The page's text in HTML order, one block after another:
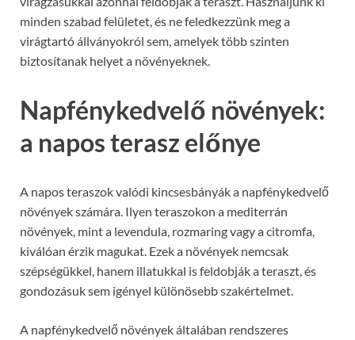
minden szabad felületet, és ne feledkezzünk meg a
virágtartó állványokról sem, amelyek több szinten
biztosítanak helyet a növényeknek.
Napfénykedvelő növények:
a napos terasz előnye
A napos teraszok valódi kincsesbányák a napfénykedvelő
növények számára. Ilyen teraszokon a mediterrán
növények, mint a levendula, rozmaring vagy a citromfa,
kiválóan érzik magukat. Ezek a növények nemcsak
szépségükkel, hanem illatukkal is feldobják a teraszt, és
gondozásuk sem igényel különösebb szakértelmet.
A napfénykedvelő növények általában rendszeres